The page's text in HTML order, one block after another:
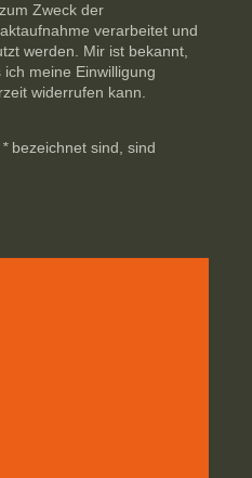
Zweck der
verarbeitet und
Mir ist bekannt,
ich meine Einwilligung
widerrufen kann.
*bezeichnet sind, sind